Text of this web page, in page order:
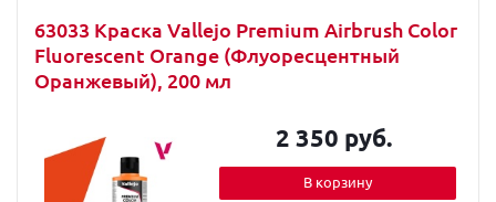
63033 Краска Vallejo Premium Airbrush Color
Fluorescent Orange (Флуоресцентный
Оранжевый), 200 мл
2 350 руб.
В корзину